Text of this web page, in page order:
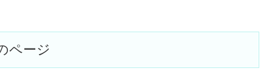
ページ